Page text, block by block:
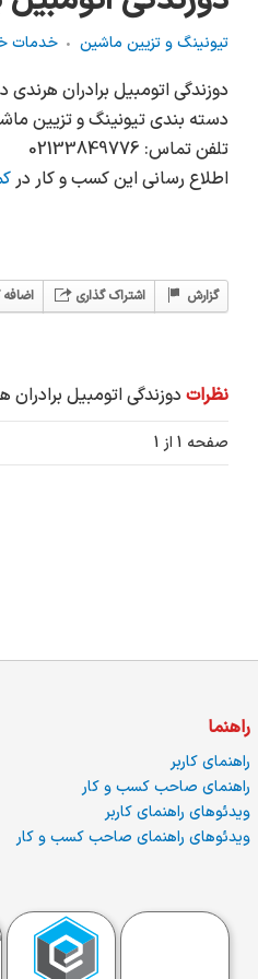
تیونینگ و تزیین ماشین
خدمات
دسته بندی تیونینگ و تزیین
تلفن تماس: 02133849776
اطلاع رسانی این کسب و کار در
اشتراک گذاری گزارش
نظرات دوزندگی اتومبیل برادران
صفحه 1 از 1
راهنما
راهنمای کاربر
راهنمای صاحب کسب و کار
ویدئوهای راهنمای کاربر
ویدئوهای راهنمای صاحب کسب و کار